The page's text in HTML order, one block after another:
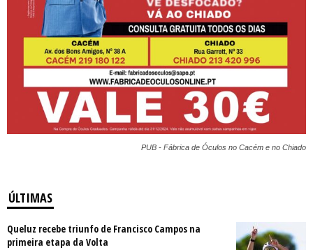
PUB - Fábrica de Óculos no Cacém e no Chiado
ÚLTIMAS
Queluz recebe triunfo de Francisco Campos na
primeira etapa da Volta